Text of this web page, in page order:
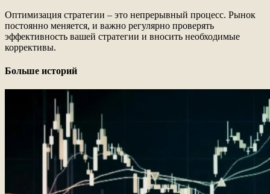
Оптимизация стратегии – это непрерывный процесс. Рынок
постоянно меняется, и важно регулярно проверять
эффективность вашей стратегии и вносить необходимые
коррективы.
Больше историй